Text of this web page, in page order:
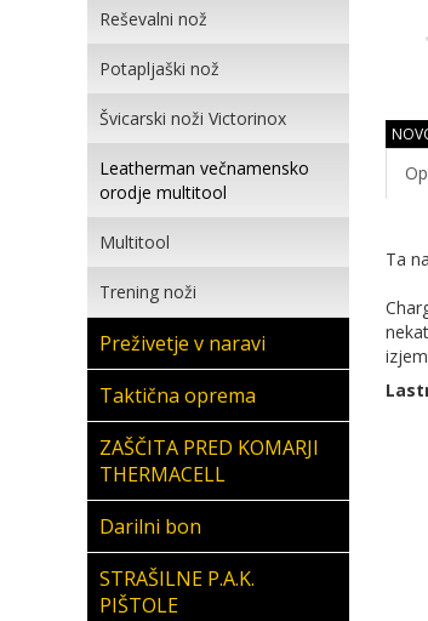
Reševalni nož
Potapljaški nož
Švicarski noži Victorinox
Leatherman večnamensko
orodje multitool
Multitool
Trening noži
Preživetje v naravi
Taktična oprema
ZAŠČITA PRED KOMARJI
THERMACELL
Darilni bon
STRAŠILNE P.A.K.
PIŠTOLE
Ta